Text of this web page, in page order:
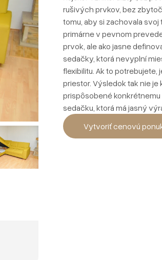
E-shop
Leňošky
Taburety
Atypické sedačky
Interiéry a realizácierušivých prvkov, bez
tomu, aby si zachovala svoj
primárne v pevnom
prvok, ale ako jasne
sedačky, ktorá nevyplní
flexibilitu. Ak to potrebujete,
priestor. Výsledok tak nie je
prispôsobené konkrétnemu
sedačku, ktorá má jasný
Vytvoriť cenovú